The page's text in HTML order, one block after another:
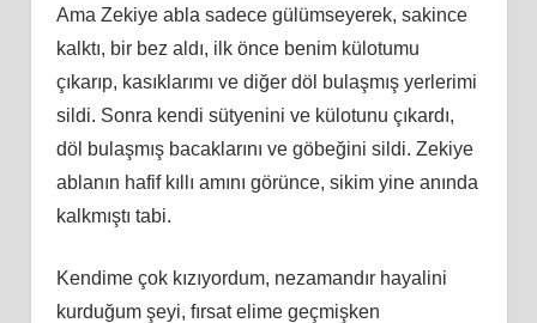
Ama Zekiye abla sadece gülümseyerek, sakince
kalktı, bir bez aldı, ilk önce benim külotumu
çıkarıp, kasıklarımı ve diğer döl bulaşmış yerlerimi
sildi. Sonra kendi sütyenini ve külotunu çıkardı,
döl bulaşmış bacaklarını ve göbeğini sildi. Zekiye
ablanın hafif kıllı amını görünce, sikim yine anında
kalkmıştı tabi.
Kendime çok kızıyordum, nezamandır hayalini
kurduğum şeyi, fırsat elime geçmişken